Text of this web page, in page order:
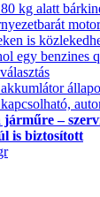
kg alatt
is
egy benzines
járműre –
is biztosított